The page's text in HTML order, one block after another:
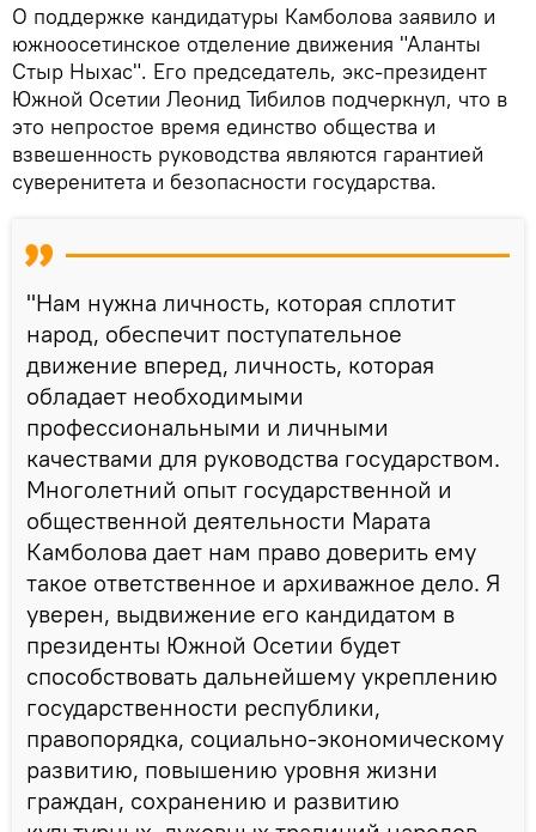
О поддержке кандидатуры Камболова заявило и
южноосетинское отделение движения "Аланты
Стыр Ныхас". Его председатель, экс-президент
Южной Осетии Леонид Тибилов подчеркнул, что в
это непростое время единство общества и
взвешенность руководства являются гарантией
суверенитета и безопасности государства.
"Нам нужна личность, которая сплотит
народ, обеспечит поступательное
движение вперед, личность, которая
обладает необходимыми
профессиональными и личными
качествами для руководства государством.
Многолетний опыт государственной и
общественной деятельности Марата
Камболова дает нам право доверить ему
такое ответственное и архиважное дело. Я
уверен, выдвижение его кандидатом в
президенты Южной Осетии будет
способствовать дальнейшему укреплению
государственности республики,
правопорядка, социально-экономическому
развитию, повышению уровня жизни
граждан, сохранению и развитию